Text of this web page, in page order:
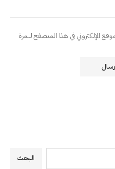
الإلكتروني في هذا المتصفح للمرة
البحث